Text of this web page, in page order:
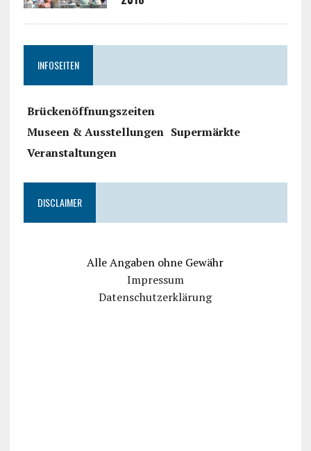
INFOSEITEN
Brückenöffnungszeiten
Museen & Ausstellungen Supermärkte
Veranstaltungen
DISCLAIMER
Alle Angaben ohne Gewähr
Impressum
Datenschutzerklärung